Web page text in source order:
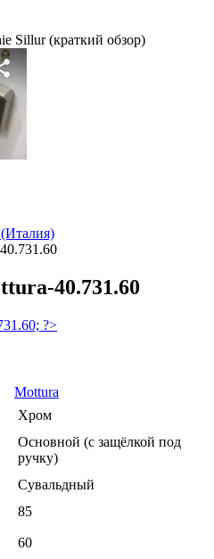
Sillur (краткий обзор)
40.731.60
Mottura
Хром
Основной (с защёлкой под
ручку)
Сувальдный
85
60